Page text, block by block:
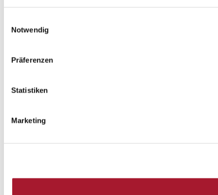
Notwendig
Präferenzen
Statistiken
Marketing